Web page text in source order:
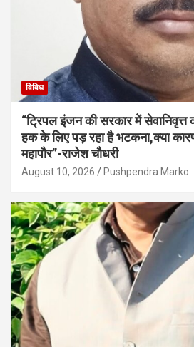
विविध
“ट्रिपल इंजन की सरकार में सेवानिवृत्त
हक के लिए पड़ रहा है भटकना,क्या
महापौर”-राजेश चौधरी
August 10, 2026 Pushpendra Marko